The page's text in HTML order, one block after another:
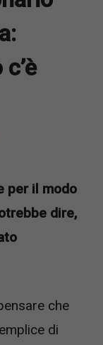
per il modo
dire,
che
di